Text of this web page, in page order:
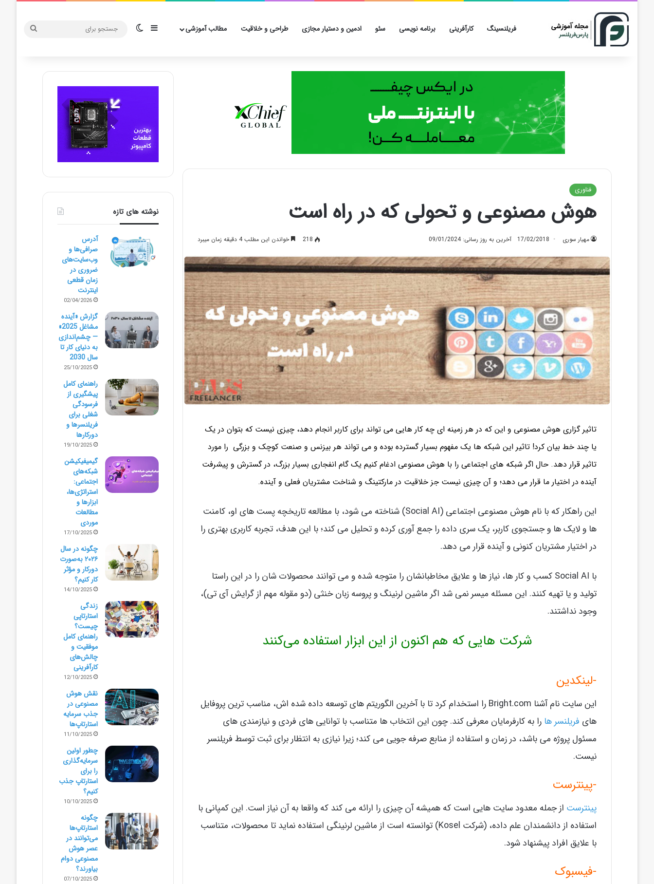
فریلنسینگ کارآفرینی برنامه نویسی سئو ادمین و دستیار مجازی طراحی و خلاقیت مطالب آموزشی سایدبارتغییر پوسته
جستجو
فناوری
هوش مصنوعی و تحولی که در راه است
مهیار سوری 17/02/2018 آخرین به روز رسانی: 09/01/2024 218 خواندن این مطلب 4 دقیقه زمان میبرد
تاثیر گزاری هوش مصنوعی و این که در هر زمینه ای چه کار هایی می تواند برای کاربر انجام دهد، چیزی نیست که بتوان در یک
یا چند خط بیان کرد! تاثیر این شبکه ها یک مفهوم بسیار گسترده بوده و می تواند هر بیزنس و صنعت کوچک و بزرگی را مورد
تاثیر قرار دهد. حال اگر شبکه های اجتماعی را با هوش مصنوعی ادغام کنیم یک گام انفجاری بسیار بزرگ، در گسترش و پیشرفت
آینده در اختیار ما قرار می دهد؛ و آن چیزی نیست جز خلاقیت در مارکتینگ و شناخت مشتریان فعلی و آینده.
این راهکار که با نام هوش مصنوعی اجتماعی (Social AI) شناخته می شود، با مطالعه تاریخچه پست های او، کامنت
ها و لایک ها و جستجوی کاربر، یک سری داده را جمع آوری کرده و تحلیل می کند؛ با این هدف، تجربه کاربری بهتری را
در اختیار مشتریان کنونی و آینده قرار می دهد.
با Social AI کسب و کار ها، نیاز ها و علایق مخاطبانشان را متوجه شده و می توانند محصولات شان را در این راستا
تولید و یا تهیه کنند. این مسئله میسر نمی شد اگر ماشین لرنینگ و پروسه زبان خنثی (دو مقوله مهم از گرایش آی تی)،
وجود نداشتند.
شرکت هایی که هم اکنون از این ابزار استفاده می‌کنند
-لینکدین
این سایت نام آشنا Bright.com را استخدام کرد تا با آخرین الگوریتم های توسعه داده شده اش، مناسب ترین پروفایل
های فریلنسر ها را به کارفرمایان معرفی کند. چون این انتخاب ها متناسب با توانایی های فردی و نیازمندی های
مسئول پروژه می باشد، در زمان و استفاده از منابع صرفه جویی می کند؛ زیرا نیازی به انتظار برای ثبت توسط فریلنسر
نیست.
-پینترست
پینترست از جمله معدود سایت هایی است که همیشه آن چیزی را ارائه می کند که واقعا به آن نیاز است. این کمپانی با
استفاده از دانشمندان علم داده، (شرکت Kosel) توانسته است از ماشین لرنینگی استفاده نماید تا محصولات، متناسب
با علایق افراد پیشنهاد شود.
-فیسبوک
نوشته های تازه
آدرس
صرافی‌ها و
وب‌سایت‌های
ضروری در
زمان قطعی
اینترنت
02/04/2026
گزارش «آینده
مشاغل 2025»
— چشم‌اندازی
به دنیای کار تا
سال 2030
25/10/2025
راهنمای کامل
پیشگیری از
فرسودگی
شغلی برای
فریلنسرها و
دورکارها
19/10/2025
گیمیفیکیشن
شبکه‌های
اجتماعی:
استراتژی‌ها،
ابزارها و
مطالعات
موردی
17/10/2025
چگونه در سال
۲۰۲۶ به‌صورت
دورکار و مؤثر
کار کنیم؟
14/10/2025
زندگی
استارتاپی
چیست؟
راهنمای کامل
موفقیت و
چالش‌های
کارآفرینی
12/10/2025
نقش هوش
مصنوعی در
جذب سرمایه
استارتاپ‌ها
11/10/2025
چطور اولین
سرمایه‌گذاری
را برای
استارتاپ جذب
کنیم؟
10/10/2025
چگونه
استارتاپ‌ها
می‌توانند در
عصر هوش
مصنوعی دوام
بیاورند؟
07/10/2025